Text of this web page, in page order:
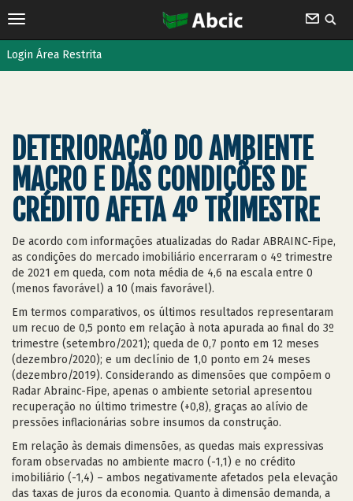
Login Área Restrita
DETERIORAÇÃO DO AMBIENTE
MACRO E DAS CONDIÇÕES DE
CRÉDITO AFETA 4º TRIMESTRE
De acordo com informações atualizadas do Radar ABRAINC-Fipe,
as condições do mercado imobiliário encerraram o 4º trimestre
de 2021 em queda, com nota média de 4,6 na escala entre 0
(menos favorável) a 10 (mais favorável).
Em termos comparativos, os últimos resultados representaram
um recuo de 0,5 ponto em relação à nota apurada ao final do 3º
trimestre (setembro/2021); queda de 0,7 ponto em 12 meses
(dezembro/2020); e um declínio de 1,0 ponto em 24 meses
(dezembro/2019). Considerando as dimensões que compõem o
Radar Abrainc-Fipe, apenas o ambiente setorial apresentou
recuperação no último trimestre (+0,8), graças ao alívio de
pressões inflacionárias sobre insumos da construção.
Em relação às demais dimensões, as quedas mais expressivas
foram observadas no ambiente macro (-1,1) e no crédito
imobiliário (-1,4) – ambos negativamente afetados pela elevação
das taxas de juros da economia. Quanto à dimensão demanda, a